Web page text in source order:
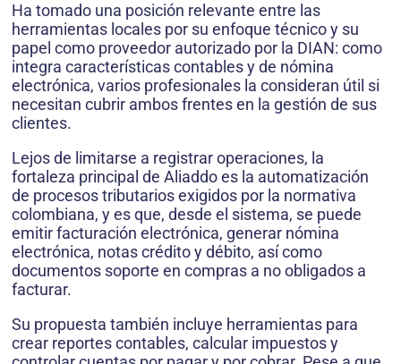
Ha tomado una posición relevante entre las
herramientas locales por su enfoque técnico y su
papel como proveedor autorizado por la DIAN: como
integra características contables y de nómina
electrónica, varios profesionales la consideran útil si
necesitan cubrir ambos frentes en la gestión de sus
clientes.
Lejos de limitarse a registrar operaciones, la
fortaleza principal de Aliaddo es la automatización
de procesos tributarios exigidos por la normativa
colombiana, y es que, desde el sistema, se puede
emitir facturación electrónica, generar nómina
electrónica, notas crédito y débito, así como
documentos soporte en compras a no obligados a
facturar.
Su propuesta también incluye herramientas para
crear reportes contables, calcular impuestos y